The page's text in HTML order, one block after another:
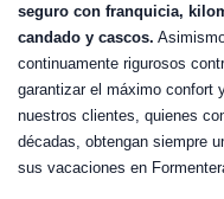
seguro con franquicia,
candado y cascos.
continuamente rigurosos
garantizar el máximo confort
nuestros clientes, quienes
décadas, obtengan siempre
sus vacaciones en